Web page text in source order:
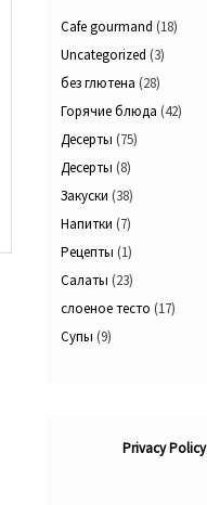
Cafe gourmand (18)
Uncategorized (3)
без глютена (28)
Горячие блюда (42)
Десерты (75)
Десерты (8)
Закуски (38)
Напитки (7)
Рецепты (1)
Салаты (23)
слоеное тесто (17)
Супы (9)
Privacy Policy